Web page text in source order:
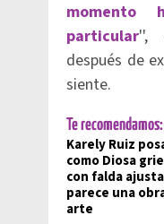
momento
particular'',
después de
siente.
Te recomendamos:
Karely Ruiz
como Diosa
con falda
parece una
arte